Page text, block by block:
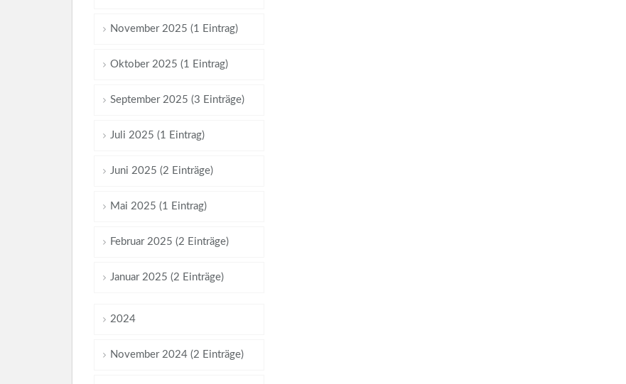
November 2025 (1 Eintrag)
Oktober 2025 (1 Eintrag)
September 2025 (3 Einträge)
Juli 2025 (1 Eintrag)
Juni 2025 (2 Einträge)
Mai 2025 (1 Eintrag)
Februar 2025 (2 Einträge)
Januar 2025 (2 Einträge)
2024
November 2024 (2 Einträge)